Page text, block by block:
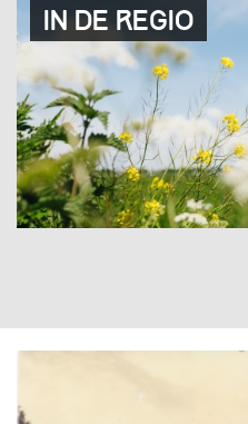
In de regio